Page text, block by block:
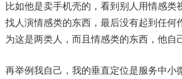
比如他是卖手机壳的，看到别人用情感类
找人演情感类的东西，最后没有起到任何
为这是两类人，而且情感类的东西，他自
再举例我自己，我的垂直定位是服务中小